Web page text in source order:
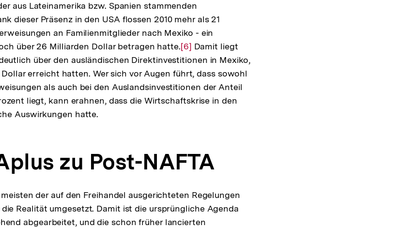
aus Lateinamerika bzw. Spanien stammenden
dieser Präsenz in den USA flossen 2010 mehr als 21
an Familienmitglieder nach Mexiko - ein
über 26 Milliarden Dollar betragen hatte.Zur
Auflösung
der
Fußnote
[6] Damit liegt
über den ausländischen Direktinvestitionen in Mexiko,
Dollar erreicht hatten. Wer sich vor Augen führt, dass sowohl
als auch bei den Auslandsinvestitionen der Anteil
liegt, kann erahnen, dass die Wirtschaftskrise in den
Auswirkungen hatte.
zu Post-NAFTA
der auf den Freihandel ausgerichteten Regelungen
Realität umgesetzt. Damit ist die ursprüngliche Agenda
abgearbeitet, und die schon früher lancierten